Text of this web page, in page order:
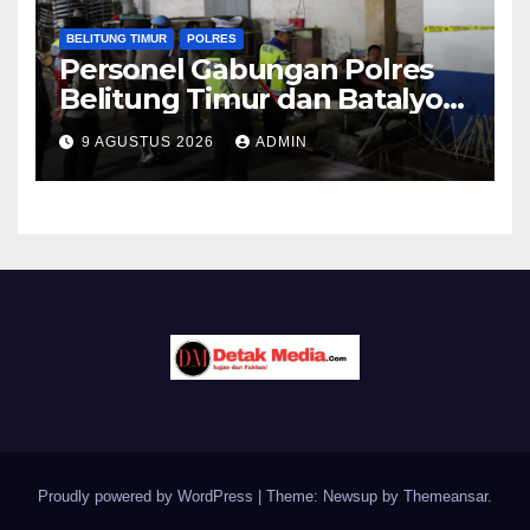
BELITUNG TIMUR POLRES
Personel Gabungan Polres
Belitung Timur dan Batalyon
B Brimob Polda Babel Gelar
Patroli Cipta Kondisi yang
Aman
9 AGUSTUS 2026 ADMIN
Proudly powered by WordPress | Theme: Newsup by Themeansar.